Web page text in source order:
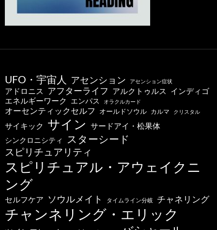
UFO・宇宙人 アセンション アセンション症状
アドロニス アフターライフ アルクトゥルス インディゴ
エネルギーワーク エンパス オラクルカード
オーセンティックセルフ オールドソウル カルマ クリスタル
サイキック サイン サードアイ・松果体
シンクロニシティ スターシード
スピリチュアリティ
スピリチュアル・アウェイクニ
ング
セルフケア ソウルメイト タイムライン分岐 チャネリング
チャンネリング・エリック